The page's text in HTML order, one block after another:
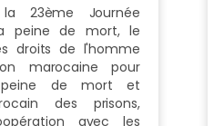
23ème Journée
peine de mort, le
droits de l'homme
marocaine pour
de mort et
des prisons,
avec les